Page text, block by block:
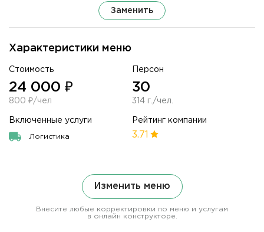
Характеристики меню
Стоимость
24 000 ₽
800 ₽/чел
Персон
30
314 г./чел.
Включенные услуги
Логистика
Рейтинг компании
3.71
Изменить меню
Внесите любые корректировки по меню и услугам
в онлайн конструкторе.
Заменить